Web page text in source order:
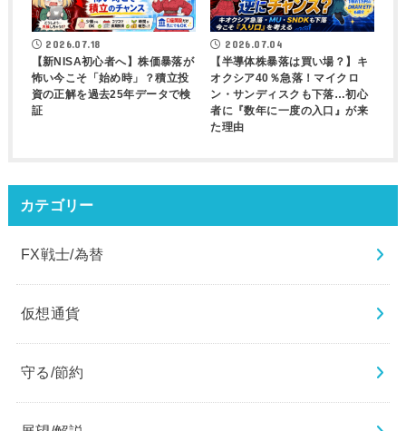
2026.07.18
【新NISA初心者へ】株価暴落が
怖い今こそ「始め時」？積立投
資の正解を過去25年データで検
証
2026.07.04
【半導体株暴落は買い場？】キ
オクシア40％急落！マイクロ
ン・サンディスクも下落…初心
者に『数年に一度の入口』が来
た理由
カテゴリー
FX戦士/為替
仮想通貨
守る/節約